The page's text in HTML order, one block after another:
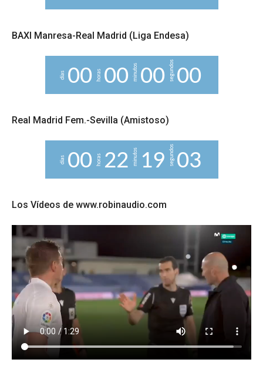
BAXI Manresa-Real Madrid (Liga Endesa)
días 00 horas 00 minutos 00segundos00
Real Madrid Fem.-Sevilla (Amistoso)
días 00 horas 22 minutos 19 segundos02
Los Vídeos de www.robinaudio.com